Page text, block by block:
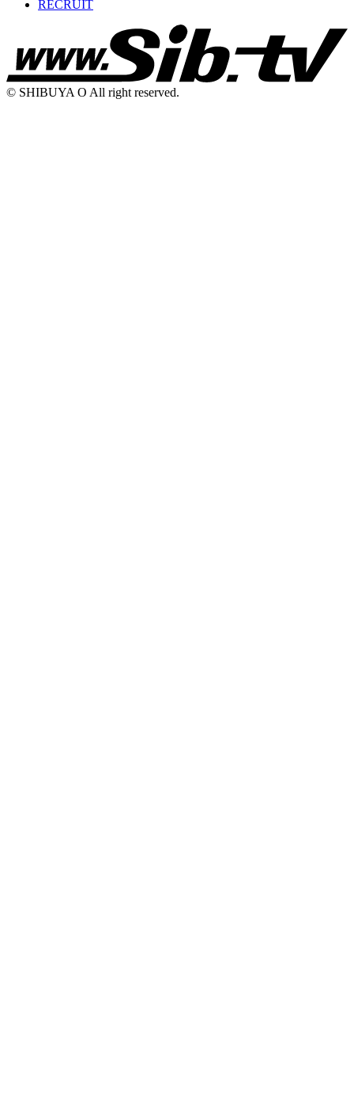
RECRUIT
© SHIBUYA O All right reserved.